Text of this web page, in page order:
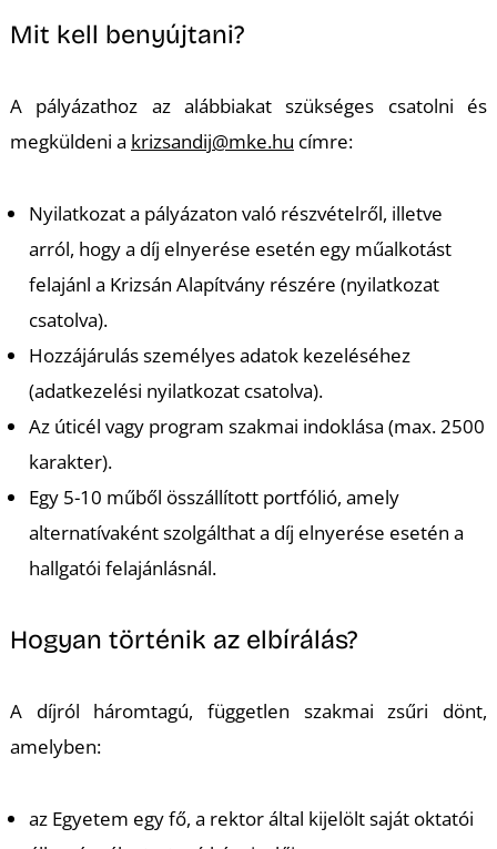
Mit kell benyújtani?
A pályázathoz az alábbiakat szükséges csatolni és
megküldeni a krizsandij@mke.hu címre:
Nyilatkozat a pályázaton való részvételről, illetve
arról, hogy a díj elnyerése esetén egy műalkotást
felajánl a Krizsán Alapítvány részére (nyilatkozat
csatolva).
Hozzájárulás személyes adatok kezeléséhez
(adatkezelési nyilatkozat csatolva).
Az úticél vagy program szakmai indoklása (max. 2500
karakter).
Egy 5-10 műből összállított portfólió, amely
alternatívaként szolgálthat a díj elnyerése esetén a
hallgatói felajánlásnál.
Hogyan történik az elbírálás?
A díjról háromtagú, független szakmai zsűri dönt,
amelyben:
az Egyetem egy fő, a rektor által kijelölt saját oktatói